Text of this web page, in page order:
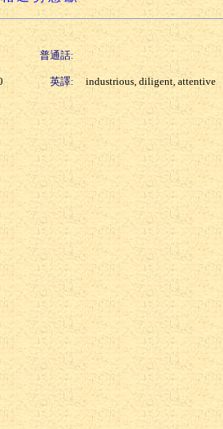
普通話:
英譯: industrious, diligent, attentive